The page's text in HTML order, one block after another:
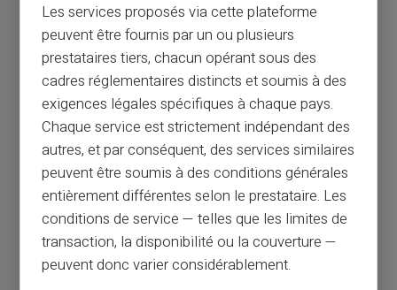
Les services proposés via cette plateforme
peuvent être fournis par un ou plusieurs
prestataires tiers, chacun opérant sous des
cadres réglementaires distincts et soumis à des
exigences légales spécifiques à chaque pays.
Chaque service est strictement indépendant des
autres, et par conséquent, des services similaires
peuvent être soumis à des conditions générales
entièrement différentes selon le prestataire. Les
conditions de service — telles que les limites de
transaction, la disponibilité ou la couverture —
peuvent donc varier considérablement.